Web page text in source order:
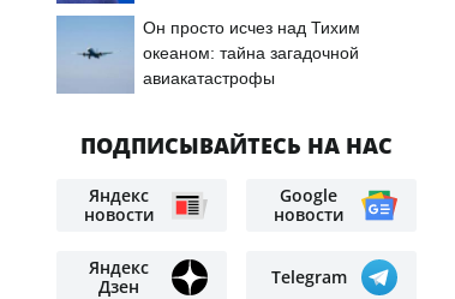
Он просто исчез над Тихим
океаном: тайна загадочной
авиакатастрофы
ПОДПИСЫВАЙТЕСЬ НА НАС
Яндекс
новости
Google
новости
Яндекс
Дзен
Telegram